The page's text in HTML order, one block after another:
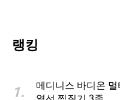
랭킹
1.
메디니스 바디온